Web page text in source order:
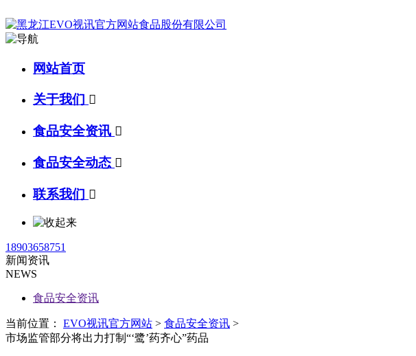
网站首页
关于我们 
食品安全资讯 
食品安全动态 
联系我们 
18903658751
新闻资讯
NEWS
食品安全资讯
当前位置： EVO视讯官方网站 > 食品安全资讯 >
市场监管部分将出力打制“‘鹭’药齐心”药品